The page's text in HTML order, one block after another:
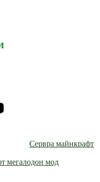
Сервра майнкрафт
мегалодон мод